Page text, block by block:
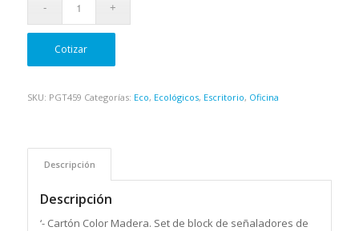
Cotizar
SKU: PGT459 Categorías: Eco, Ecológicos, Escritorio, Oficina
Descripción
Descripción
‘- Cartón Color Madera. Set de block de señaladores de